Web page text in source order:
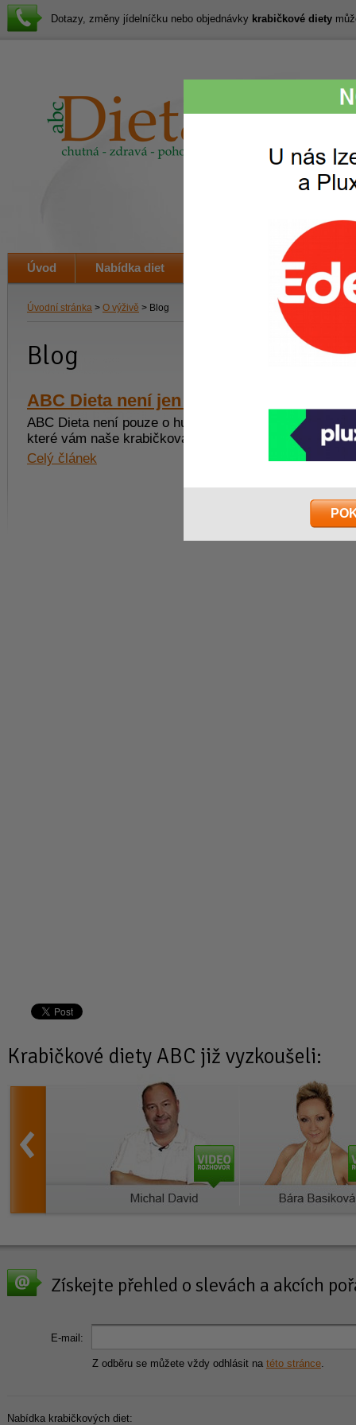
Úvodní stránka > O výživě > Blog
Blog
ABC Dieta není jen dieta k hubnutí
ABC Dieta není pouze o hubnutí, ale o celé řadě
které vám naše krabičková dieta přináší.
Celý článek
Krabičkové diety ABC již vyzkoušeli:
Získejte přehled o slevách a akcích
E-mail:
Z odběru se můžete vždy odhlásit na této stránce
Nabídka krabičkových diet:
Dotazy, změny jídelníčku nebo objednávky krabičkové diety
Úvod Nabídka diet